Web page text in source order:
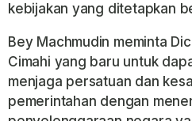
kebijakan yang ditetapkan
Bey Machmudin meminta
Cimahi yang baru untuk
menjaga persatuan dan
pemerintahan dengan